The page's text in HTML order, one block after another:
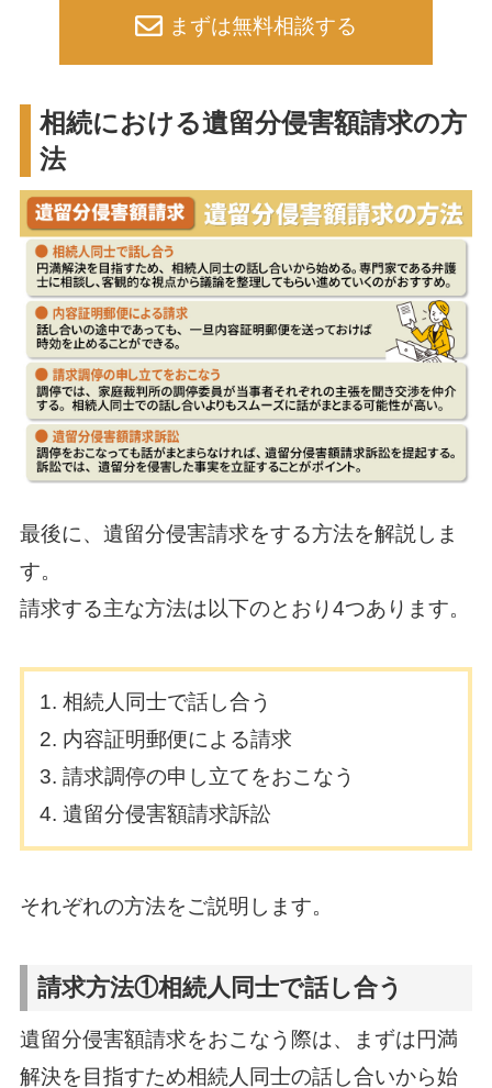
まずは無料相談する
相続における遺留分侵害額請求の方
法
最後に、遺留分侵害請求をする方法を解説しま
す。
請求する主な方法は以下のとおり4つあります。
相続人同士で話し合う
内容証明郵便による請求
請求調停の申し立てをおこなう
遺留分侵害額請求訴訟
それぞれの方法をご説明します。
請求方法①相続人同士で話し合う
遺留分侵害額請求をおこなう際は、まずは円満
解決を目指すため相続人同士の話し合いから始